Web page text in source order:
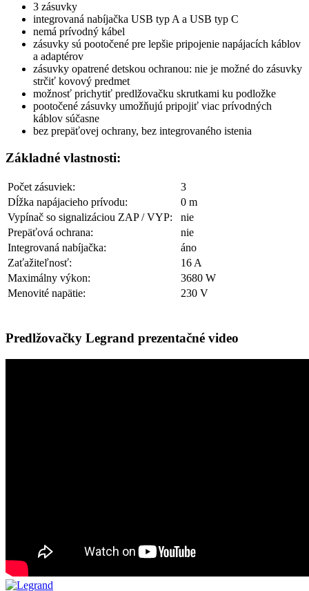
3 zásuvky
integrovaná nabíjačka USB typ A a USB typ C
nemá prívodný kábel
zásuvky sú pootočené pre lepšie pripojenie napájacích káblov
a adaptérov
zásuvky opatrené detskou ochranou: nie je možné do zásuvky
strčiť kovový predmet
možnosť prichytiť predlžovačku skrutkami ku podložke
pootočené zásuvky umožňujú pripojiť viac prívodných
káblov súčasne
bez prepäťovej ochrany, bez integrovaného istenia
Základné vlastnosti:
Počet zásuviek:
3
Dĺžka napájacieho prívodu:
0 m
Vypínač so signalizáciou ZAP / VYP:
nie
Prepäťová ochrana:
nie
Integrovaná nabíjačka:
áno
Zaťažiteľnosť:
16 A
Maximálny výkon:
3680 W
Menovité napätie:
230 V
Predlžovačky Legrand prezentačné video